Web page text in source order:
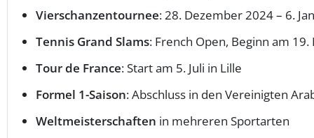
Vierschanzentournee: 28. Dezember 2024 – 6.
Tennis Grand Slams: French Open, Beginn am 19.
Tour de France: Start am 5. Juli in Lille
Formel 1-Saison: Abschluss in den Vereinigten
Weltmeisterschaften in mehreren Sportarten